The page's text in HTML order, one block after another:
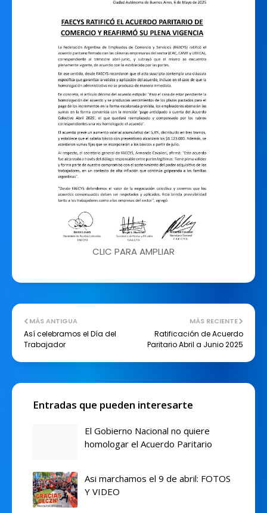
CLIC PARA AMPLIAR
MÁS RECIENTE
Ratificación de Acuerdo
Paritario Abril a Junio 2025
MÁS ANTIGUA
Así celebramos el Día del
Trabajador
Entradas que pueden interesarte
El Gobierno Nacional no quiere
homologar el Acuerdo Paritario
Asi marchamos el 9 de abril: FOTOS
Y VIDEO